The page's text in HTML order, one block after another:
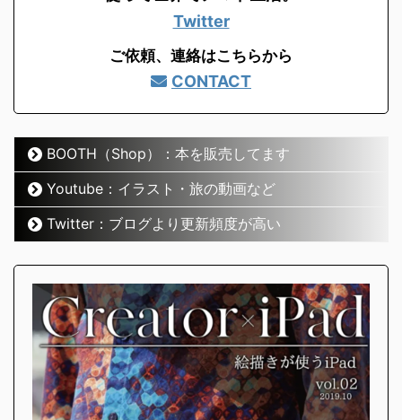
Twitter
ご依頼、連絡はこちらから
CONTACT
BOOTH（Shop）：本を販売してます
Youtube：イラスト・旅の動画など
Twitter：ブログより更新頻度が高い